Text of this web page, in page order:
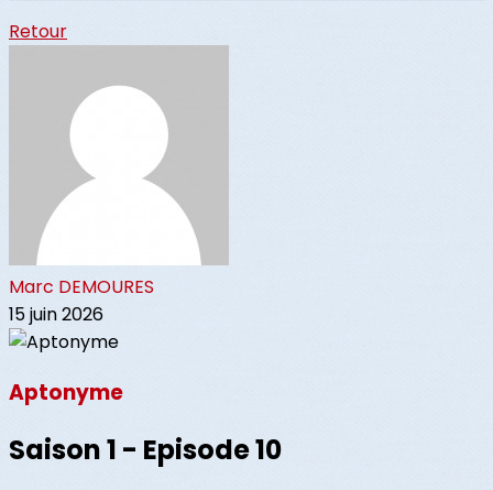
Retour
Marc DEMOURES
15 juin 2026
Aptonyme
Saison 1 - Episode 10